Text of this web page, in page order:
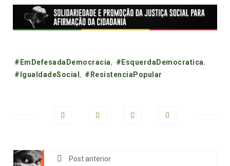
Tags:
#EmDefesadaDemocracia, #EsquerdaDemocratica,
#IgualdadeSocial , #ResistenciaPopular
Post anterior